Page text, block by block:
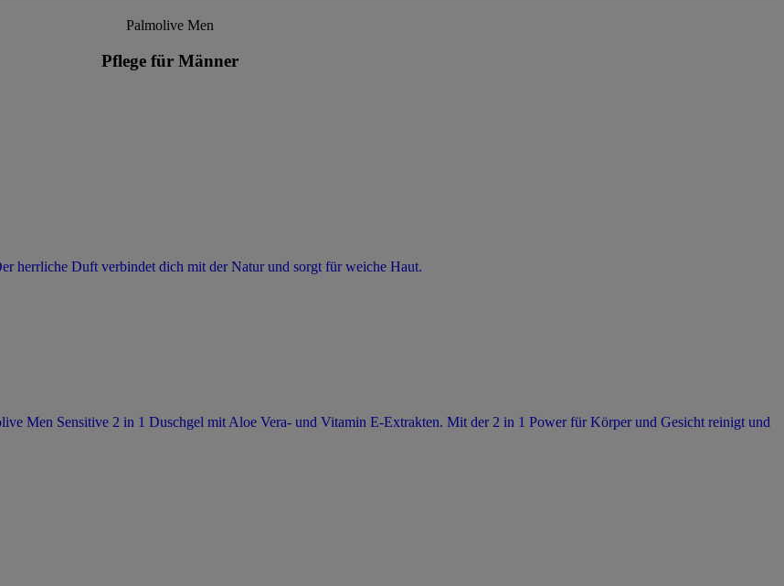
Palmolive Men
Pflege für Männer
herrliche Duft verbindet dich mit der Natur und sorgt für weiche Haut.
Men Sensitive 2 in 1 Duschgel mit Aloe Vera- und Vitamin E-Extrakten. Mit der 2 in 1 Power für Körper und Gesicht reinigt und